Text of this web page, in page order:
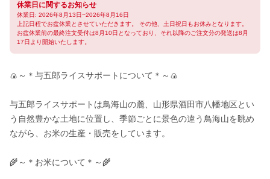
休業日に関するお知らせ
休業日: 2026年8月13日~2026年8月16日
上記日程でお盆休業とさせていただきます。 その他、土日祝日もお休みとなります。
お盆休業前の最終注文受付は8月10日となっており、それ以降のご注文分の発送は8月
17日より開始いたします。
🍙～＊与五郎ライスサポートについて＊～🍙
与五郎ライスサポートは鳥海山の麓、山形県酒田市八幡地区とい
う自然豊かな土地に位置し、季節ごとに景色の違う鳥海山を眺め
ながら、お米の生産・販売をしています。
🌾～＊お米について＊～🌾